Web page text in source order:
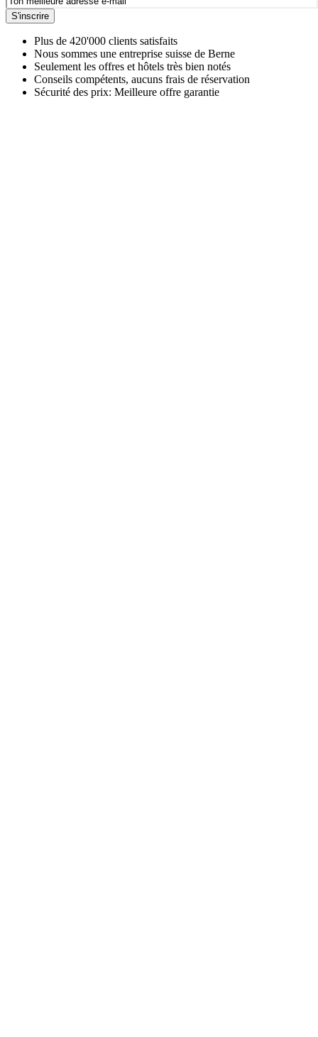
S'inscrire
Plus de 420'000 clients satisfaits
Nous sommes une entreprise suisse de Berne
Seulement les offres et hôtels très bien notés
Conseils compétents, aucuns frais de réservation
Sécurité des prix: Meilleure offre garantie